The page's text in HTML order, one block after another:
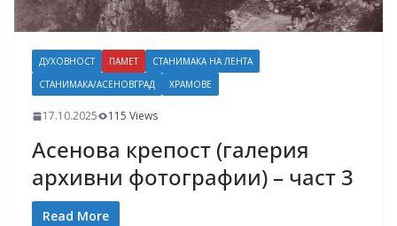
ДУХОВНОСТ ПАМЕТ
СТАНИМАКА НА ЛЕНТА
СТАНИМАКА/АСЕНОВГРАД
ХРАМОВЕ
17.10.2025 115 Views
Асенова крепост (галерия
архивни фотографии) – част 3
Read More